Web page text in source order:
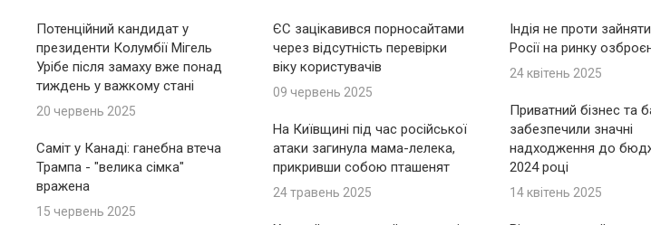
Потенційний кандидат у
президенти Колумбії Мігель
Урібе після замаху вже понад
тиждень у важкому стані
20 червень 2025
Саміт у Канаді: ганебна втеча
Трампа - "велика сімка"
вражена
15 червень 2025
ЄС зацікавився порносайтами
через відсутність перевірки
віку користувачів
09 червень 2025
На Київщині під час російської
атаки загинула мама-лелека,
прикривши собою пташенят
24 травень 2025
Індія не проти
Росії на ринку
24 квітень 2025
Приватний бізнес та
забезпечили значні
надходження до
2024 році
14 квітень 2025